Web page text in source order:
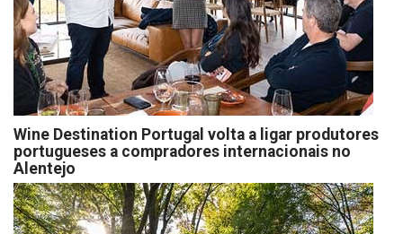
Wine Destination Portugal volta a ligar produtores
portugueses a compradores internacionais no
Alentejo